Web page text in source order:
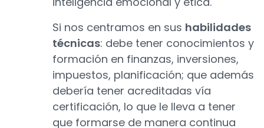
Si nos centramos en sus habilidades
técnicas: debe tener conocimientos y
formación en finanzas, inversiones,
impuestos, planificación; que además
debería tener acreditadas vía
certificación, lo que le lleva a tener
que formarse de manera continua